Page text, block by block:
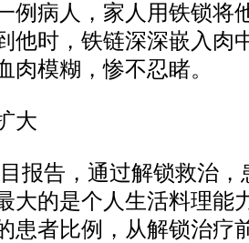
病人，家人用铁锁将
他时，铁链深深嵌入肉
肉模糊，惨不忍睹。
大
告，通过解锁救治，
大的是个人生活料理能
患者比例，从解锁治疗